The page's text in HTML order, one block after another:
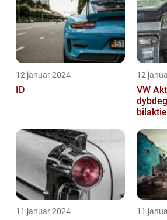
12 januar 2024
ID
12
VW
11 januar 2024 11